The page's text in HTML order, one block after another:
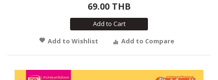
69.00 THB
Add to Cart
Add to Wishlist
Add to Compare